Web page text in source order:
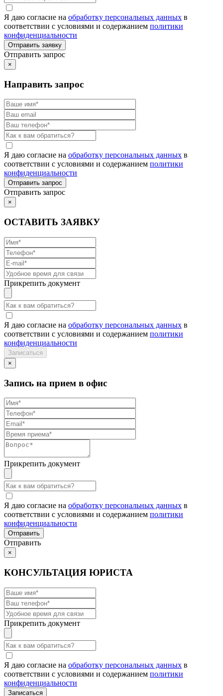
Я даю согласие на обработку персональных данных в
соответствии с условиями и содержанием политики
конфиденциальности
Отправить запрос
×
Направить запрос
Я даю согласие на обработку персональных данных в
соответствии с условиями и содержанием политики
конфиденциальности
Отправить запрос
×
ОСТАВИТЬ ЗАЯВКУ
Прикрепить документ
Я даю согласие на обработку персональных данных в
соответствии с условиями и содержанием политики
конфиденциальности
×
Запись на прием в офис
Прикрепить документ
Я даю согласие на обработку персональных данных в
соответствии с условиями и содержанием политики
конфиденциальности
Отправить
×
КОНСУЛЬТАЦИЯ ЮРИСТА
Прикрепить документ
Я даю согласие на обработку персональных данных в
соответствии с условиями и содержанием политики
конфиденциальности